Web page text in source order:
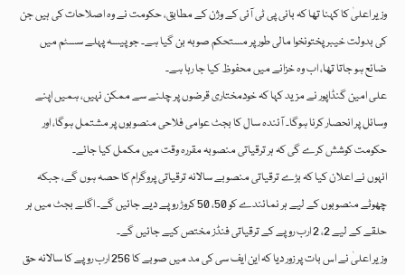
وزیر اعلیٰ کا کہنا تھا کہ بانی پی ٹی آئی کے وژن کے مطابق، حکومت نے وہ اصلاحات کی ہیں جن
کی بدولت خیبر پختونخوا مالی طور پر مستحکم صوبہ بن گیا ہے۔ جو پیسہ پہلے سسٹم میں
ضائع ہو جاتا تھا، اب وہ خزانے میں محفوظ کیا جا رہا ہے۔
علی امین گنڈاپور نے مزید کہا کہ خودمختاری قرضوں پر چلنے سے ممکن نہیں، ہمیں اپنے
وسائل پر انحصار کرنا ہوگا۔ آئندہ سال کا بجٹ عوامی فلاحی منصوبوں پر مشتمل ہوگا، اور
حکومت کوشش کرے گی کہ ہر ترقیاتی منصوبہ مقررہ وقت میں مکمل کیا جائے۔
انہوں نے اعلان کیا کہ بڑے ترقیاتی منصوبے سالانہ ترقیاتی پروگرام کا حصہ ہوں گے، جبکہ
چھوٹے منصوبوں کے لیے ہر نمائندے کو 50، 50 کروڑ روپے دیے جائیں گے۔ اگلے بجٹ میں ہر
حلقے کے لیے 2، 2 ارب روپے کے ترقیاتی فنڈز مختص کیے جائیں گے۔
وزیر اعلیٰ نے اس بات پر زور دیا کہ این ایف سی کی مد میں صوبے کا 256 ارب روپے کا سالانہ حق